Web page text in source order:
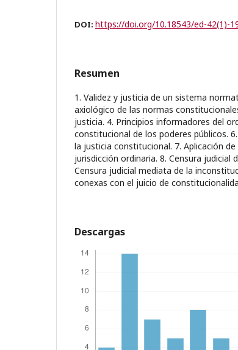
DOI: https://doi.org/10.18543/ed-42(1)-
Resumen
1. Validez y justicia de un sistema
axiológico de las normas
justicia. 4. Principios informadores del
constitucional de los poderes públicos.
la justicia constitucional. 7. Aplicación
jurisdicción ordinaria. 8. Censura judicial
Censura judicial mediata de la
conexas con el juicio de
Descargas